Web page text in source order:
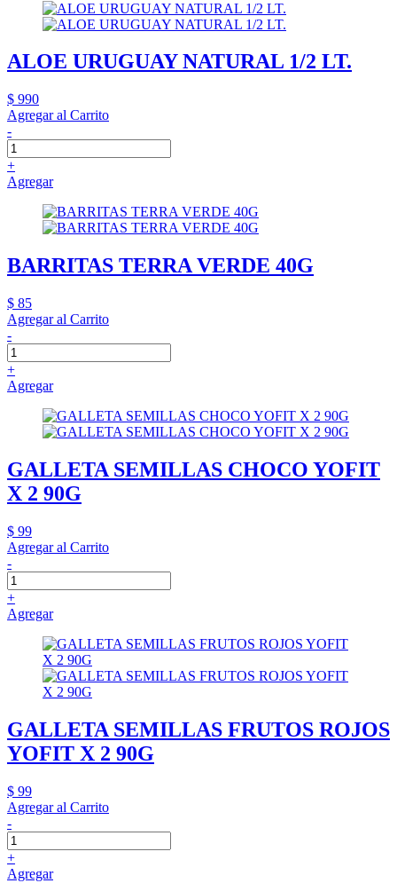
ALOE URUGUAY NATURAL 1/2 LT.
$ 990
Agregar al Carrito
-
+
Agregar
BARRITAS TERRA VERDE 40G
$ 85
Agregar al Carrito
-
+
Agregar
GALLETA SEMILLAS CHOCO YOFIT
X 2 90G
$ 99
Agregar al Carrito
-
+
Agregar
GALLETA SEMILLAS FRUTOS ROJOS
YOFIT X 2 90G
$ 99
Agregar al Carrito
-
+
Agregar